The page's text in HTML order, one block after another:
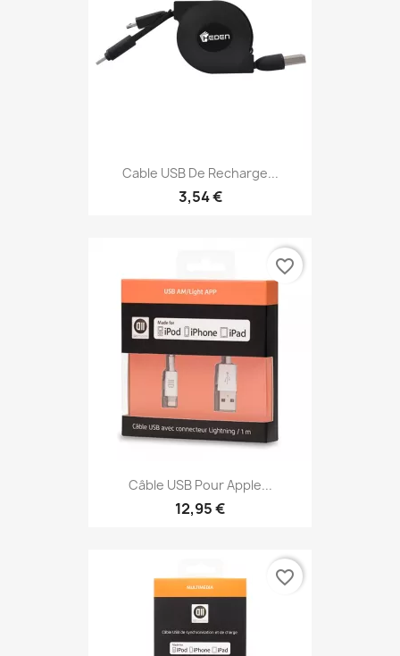
Cable USB De Recharge...
3,54 €
Câble USB Pour Apple...
12,95 €
favorite_border
favorite_border